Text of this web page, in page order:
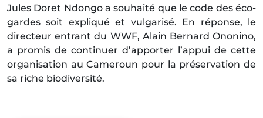
Jules Doret Ndongo a souhaité que le code des éco-
gardes soit expliqué et vulgarisé. En réponse, le
directeur entrant du WWF, Alain Bernard Ononino,
a promis de continuer d’apporter l’appui de cette
organisation au Cameroun pour la préservation de
sa riche biodiversité.